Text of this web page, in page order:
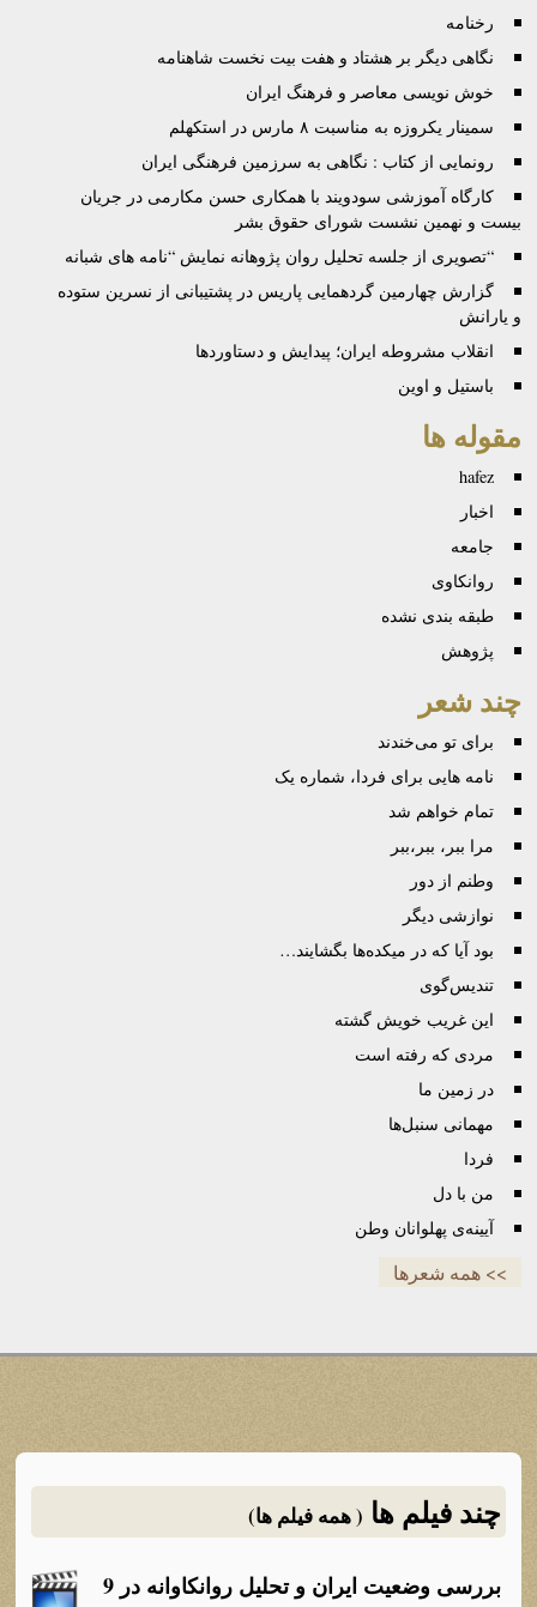
رخنامه
نگاهی دیگر بر هشتاد و هفت بیت نخست شاهنامه
خوش نویسی معاصر و فرهنگ ایران
سمینار یکروزه‌ به‌ مناسبت ۸ مارس در استکهلم
رونمایی از کتاب : نگاهی به سرزمین فرهنگی ایران
کارگاه آموزشی سودويند با همکاری حسن مکارمی در جريان
بيست و نهمين نشست شورای حقوق بشر
“تصویری از جلسه تحلیل روان پژوهانه نمایش “نامه های شبانه
گزارش چهارمین گردهمایی پاریس در پشتیبانی از نسرین ستوده
و یارانش
انقلاب مشروطه ایران؛ پیدایش و دستاوردها
باستیل و اوین
مقوله ها
hafez
اخبار
جامعه
روانكاوی
طبقه بندی نشده
پژوهش
چند شعر
برای تو می‌خندند
نامه هایی برای فردا، شماره یک
تمام خواهم شد
مرا ببر، ببر،ببر
وطنم از دور
نوازشی دیگر
بود آیا که در میکده‌ها بگشایند…
تندیس‌گوی
این غریب خویش گشته
مردی که رفته است
در زمین ما
مهمانی سنبل‌ها
فردا
من با دل
آیینه‌ی پهلوانان وطن
>> همه شعرها
چند فیلم ها ( همه فیلم ها)
بررسی وضعیت ایران و تحلیل روانکاوانه در 9